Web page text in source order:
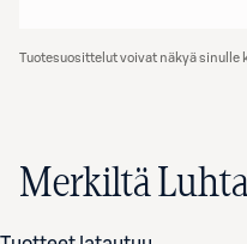
Tuotesuosittelut voivat näkyä sinulle
Merkiltä